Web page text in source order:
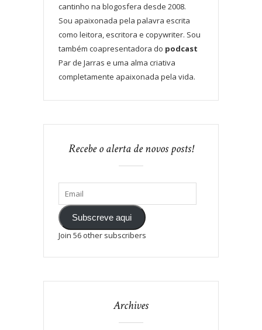
cantinho na blogosfera desde 2008.
Sou apaixonada pela palavra escrita
como leitora, escritora e copywriter. Sou
também coapresentadora do podcast
Par de Jarras e uma alma criativa
completamente apaixonada pela vida.
Recebe o alerta de novos posts!
Subscreve aqui
Join 56 other subscribers
Archives